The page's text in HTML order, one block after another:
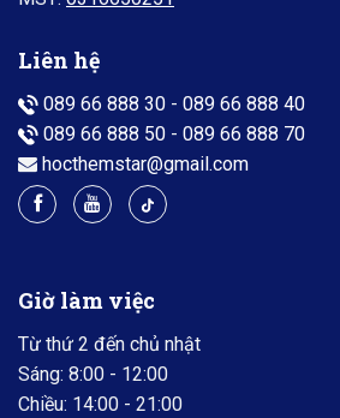
Liên hệ
089 66 888 30 - 089 66 888 40
089 66 888 50 - 089 66 888 70
hocthemstar@gmail.com
Giờ làm việc
Từ thứ 2 đến chủ nhật
Sáng: 8:00 - 12:00
Chiều: 14:00 - 21:00